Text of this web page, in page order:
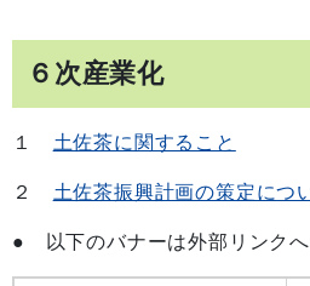
６次産業化
１ 土佐茶に関すること
２ 土佐茶振興計画の策定につ
● 以下のバナーは外部リンクへ